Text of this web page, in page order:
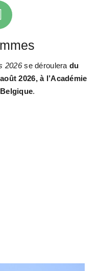
2026se dérouleradu
2026, à l’Académie
.